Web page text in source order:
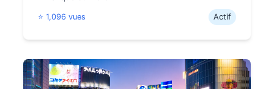
⭐ 1,096 vues Actif